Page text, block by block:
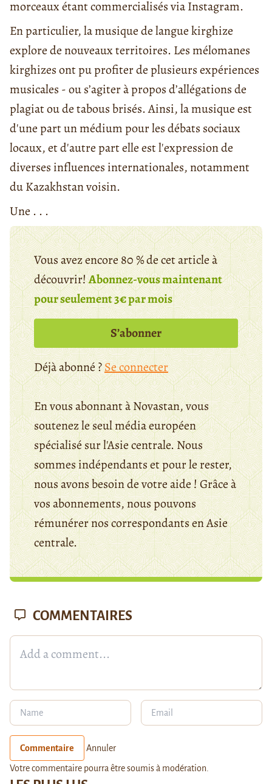
morceaux étant commercialisés via Instagram.
En particulier, la musique de langue kirghize
explore de nouveaux territoires. Les mélomanes
kirghizes ont pu profiter de plusieurs expériences
musicales - ou s’agiter à propos d’allégations de
plagiat ou de tabous brisés. Ainsi, la musique est
d'une part un médium pour les débats sociaux
locaux, et d'autre part elle est l'expression de
diverses influences internationales, notamment
du Kazakhstan voisin.
Une . . .
Vous avez encore 80 % de cet article à
découvrir!Abonnez-vous maintenant
pour seulement 3€ par mois
S’abonner
Déjà abonné ?Se connecter
En vous abonnant à Novastan, vous
soutenez le seul média européen
spécialisé sur l'Asie centrale. Nous
sommes indépendants et pour le rester,
nous avons besoin de votre aide ! Grâce à
vos abonnements, nous pouvons
rémunérer nos correspondants en Asie
centrale.
COMMENTAIRES
Commentaire Annuler
Votre commentaire pourra être soumis à modération.